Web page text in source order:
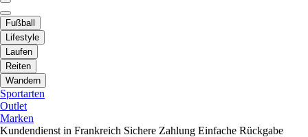
Fußball
Lifestyle
Laufen
Reiten
Wandern
Sportarten
Outlet
Marken
Kundendienst in Frankreich Sichere Zahlung Einfache Rückgabe